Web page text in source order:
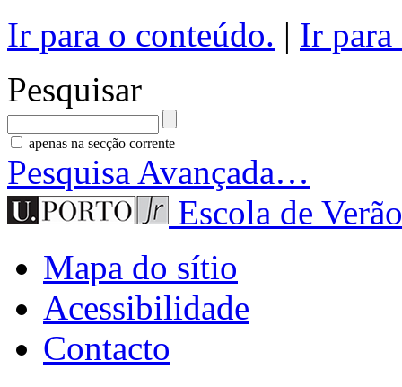
Ir para o conteúdo. | Ir para
Pesquisar
apenas na secção corrente
Pesquisa Avançada…
Escola de
Mapa do sítio
Acessibilidade
Contacto